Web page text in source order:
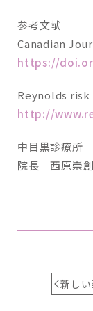
参考文献
Canadian
https://
Reynolds risk
http://
中目黒診療所
院長 西原崇創
新し